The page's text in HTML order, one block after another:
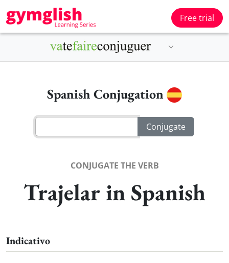
Free trial
Spanish Conjugation
CONJUGATE THE VERB
Trajelar in Spanish
Indicativo